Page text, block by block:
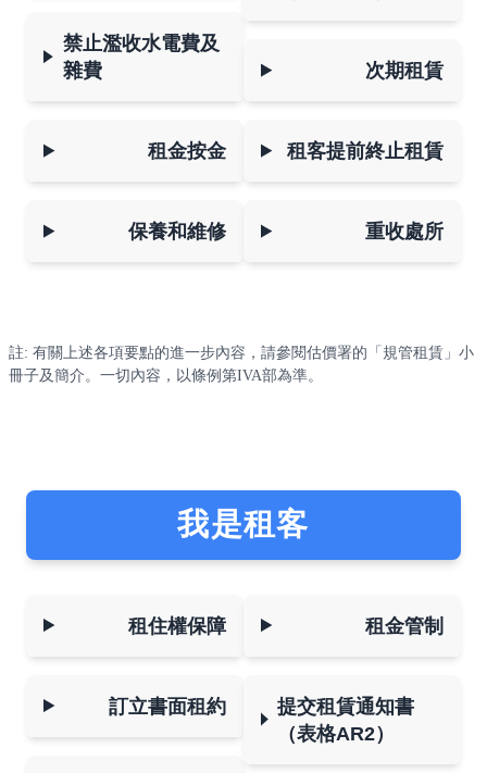
禁止濫收水電費及
雜費
租金按金
保養和維修
次期租賃
租客提前終止租賃
重收處所
註: 有關上述各項要點的進一步內容，請參閱估價署的「規管租賃」小
冊子及簡介。一切內容，以條例第IVA部為準。
我是租客
租住權保障
訂立書面租約
租金管制
提交租賃通知書
（表格AR2）